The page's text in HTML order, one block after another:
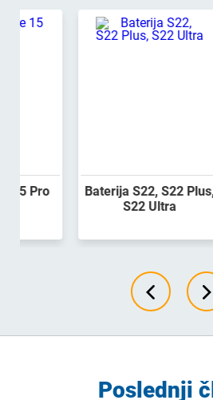
Baterija S22, S22 Plus,
S22 Ultra
Poslednji